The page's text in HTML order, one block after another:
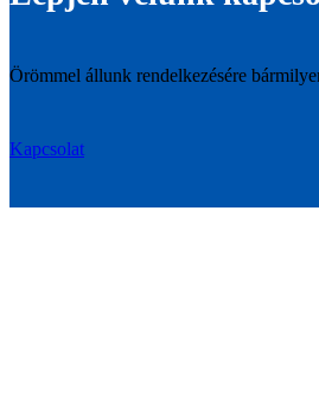
Örömmel állunk rendelkezésére
Kapcsolat